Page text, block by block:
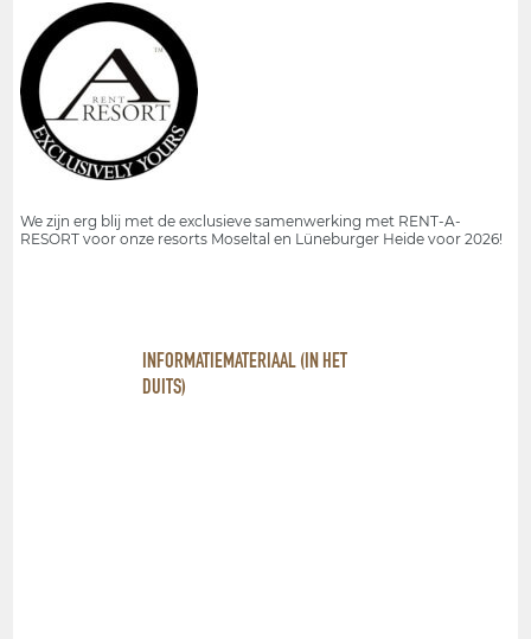
We zijn erg blij met de exclusieve samenwerking met RENT-A-
RESORT voor onze resorts Moseltal en Lüneburger Heide voor 2026!
INFORMATIEMATERIAAL (IN HET
DUITS)